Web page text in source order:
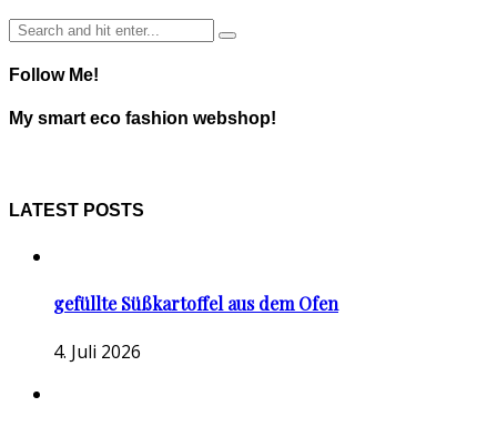
Follow Me!
My smart eco fashion webshop!
LATEST POSTS
gefüllte Süßkartoffel aus dem Ofen
4. Juli 2026